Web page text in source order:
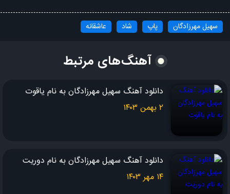
سهیل مهرزادگان پاپ شاد عاشقانه
آهنگ‌های مرتبط
دانلود آهنگ سهیل مهرزادگان به نام یاقوت
۲ بهمن ۱۴۰۳
دانلود آهنگ سهیل مهرزادگان به نام دوریت
۱۴ مهر ۱۴۰۳